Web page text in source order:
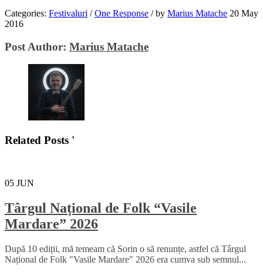
Categories: Festivaluri / One Response /by Marius Matache 20 May
2016
Post Author: Marius Matache
Related Posts '
05 JUN
Târgul Național de Folk “Vasile
Mardare” 2026
După 10 ediții, mă temeam că Sorin o să renunțe, astfel că Târgul
Național de Folk "Vasile Mardare" 2026 era cumva sub semnul...